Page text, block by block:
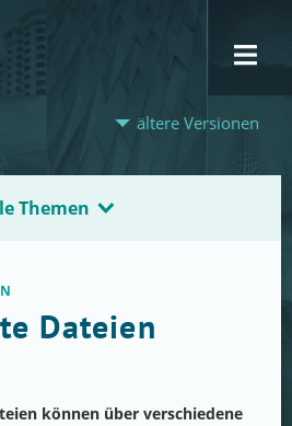
ältere Versionen
Themen
Dateien
können über verschiedene